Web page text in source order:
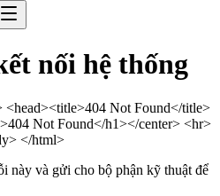
nối hệ thống
Not Found</title>
Not Found</h1></center> <hr>
</html>
này và gửi cho bộ phận kỹ thuật để